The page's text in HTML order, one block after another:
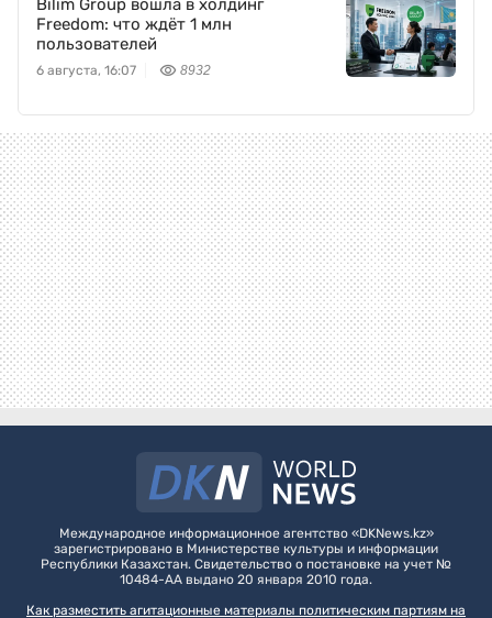
Bilim Group вошла в холдинг
Freedom: что ждёт 1 млн
пользователей
6 августа, 16:07 8932
Международное информационное агентство «DKNews.kz»
зарегистрировано в Министерстве культуры и информации
Республики Казахстан. Свидетельство о постановке на учет №
10484-АА выдано 20 января 2010 года.
Как разместить агитационные материалы политическим партиям на